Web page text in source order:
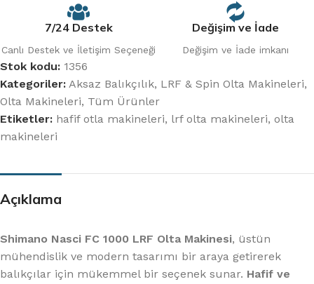
7/24 Destek
Canlı Destek ve İletişim Seçeneği
Değişim ve İade
Değişim ve İade imkanı
Stok kodu: 1356
Kategoriler: Aksaz Balıkçılık, LRF & Spin Olta Makineleri,
Olta Makineleri, Tüm Ürünler
Etiketler: hafif otla makineleri, lrf olta makineleri, olta
makineleri
Açıklama
Shimano Nasci FC 1000 LRF Olta Makinesi, üstün
mühendislik ve modern tasarımı bir araya getirerek
balıkçılar için mükemmel bir seçenek sunar. Hafif ve